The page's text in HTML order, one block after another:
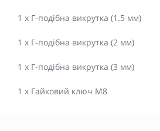
1 x Г-подібна викрутка (1.5 мм)
1 x Г-подібна викрутка (2 мм)
1 x Г-подібна викрутка (3 мм)
1 x Гайковий ключ M8